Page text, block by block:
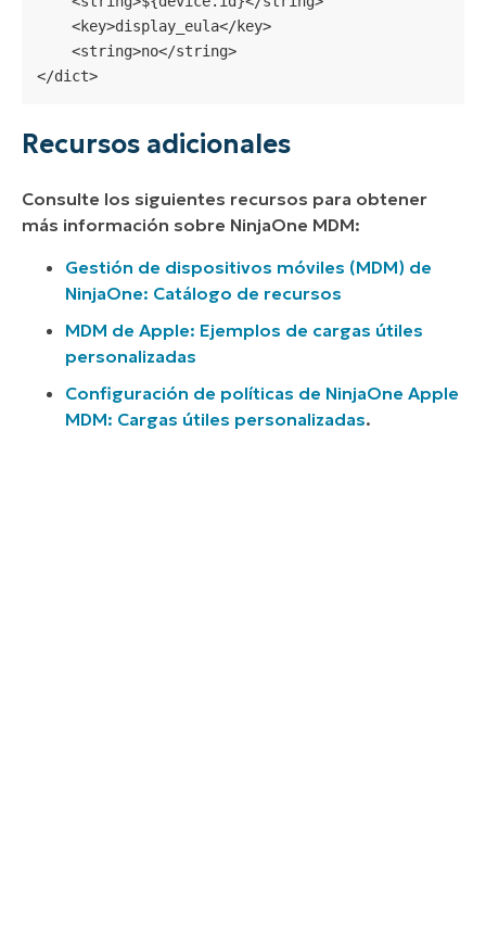
</dict>
Recursos adicionales
Consulte los siguientes recursos para obtener
más información sobre NinjaOne MDM:
Gestión de dispositivos móviles (MDM) de
NinjaOne: Catálogo de recursos
MDM de Apple: Ejemplos de cargas útiles
personalizadas
Configuración de políticas de NinjaOne Apple
MDM: Cargas útiles personalizadas.